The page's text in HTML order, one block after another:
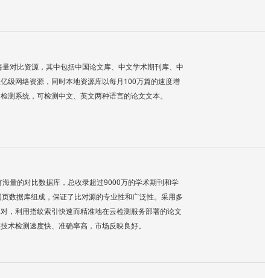
对比资源，其中包括中国论文库、中文学术期刊库、中
级网络资源，同时本地资源库以每月100万篇的速度增
测系统，可检测中文、英文两种语言的论文文本。
量的对比数据库，总收录超过9000万的学术期刊和学
数据库组成，保证了比对源的专业性和广泛性。采用多
，利用指纹索引快速而精准地在云检测服务部署的论文
术检测速度快、准确率高，市场反映良好。